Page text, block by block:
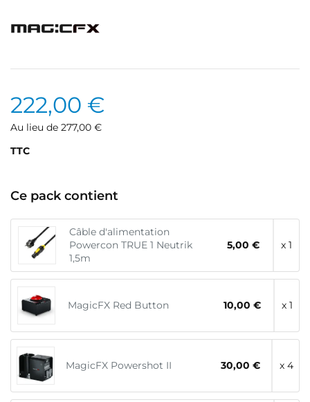
222,00 €
Au lieu de 277,00 €
TTC
Ce pack contient
Câble d'alimentation
Powercon TRUE 1 Neutrik
1,5m
5,00 € x 1
MagicFX Red Button 10,00 € x 1
MagicFX Powershot II 30,00 € x 4